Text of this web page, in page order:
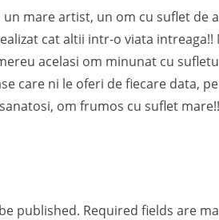
un mare artist, un om cu suflet de
cat altii intr-o viata
acelasi om minunat cu
care ni le oferi de fiecare data,
om frumos cu suflet
published. Required fields are